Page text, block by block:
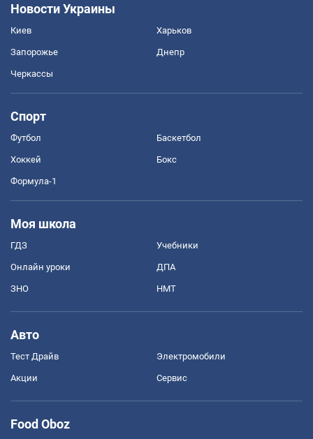
Новости Украины
Киев Харьков
Запорожье Днепр
Черкассы
Спорт
Футбол Баскетбол
Хоккей Бокс
Формула-1
Моя школа
ГДЗ Учебники
Онлайн уроки ДПА
ЗНО НМТ
Авто
Тест Драйв Электромобили
Акции Сервис
Food Oboz